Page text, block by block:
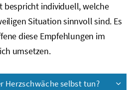
bespricht individuell, welche
Situation sinnvoll sind. Es
diese Empfehlungen im
umsetzen.
Herzschwäche selbst tun?